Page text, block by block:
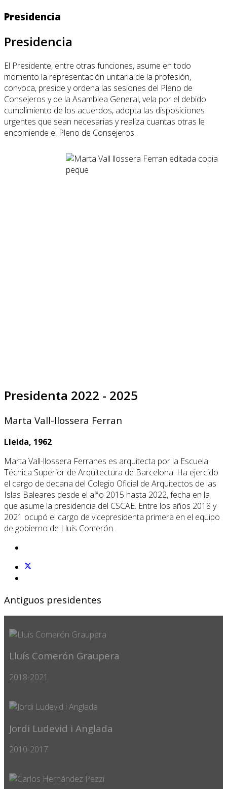
Presidencia
Presidencia
El Presidente, entre otras funciones, asume en todo
momento la representación unitaria de la profesión,
convoca, preside y ordena las sesiones del Pleno de
Consejeros y de la Asamblea General, vela por el debido
cumplimiento de los acuerdos, adopta las disposiciones
urgentes que sean necesarias y realiza cuantas otras le
encomiende el Pleno de Consejeros.
Presidenta 2022 - 2025
Marta Vall-llossera Ferran
Lleida, 1962
Marta Vall-llossera Ferranes es arquitecta por la Escuela
Técnica Superior de Arquitectura de Barcelona. Ha ejercido
el cargo de decana del Colegio Oficial de Arquitectos de las
Islas Baleares desde el año 2015 hasta 2022, fecha en la
que asume la presidencia del CSCAE. Entre los años 2018 y
2021 ocupó el cargo de vicepresidenta primera en el equipo
de gobierno de Lluís Comerón.
Antiguos presidentes
Lluís Comerón Graupera
2018-2021
Jordi Ludevid i Anglada
2010-2017